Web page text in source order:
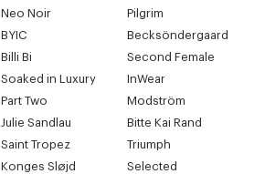
Neo Noir
Pilgrim
BYIC
Becksöndergaard
Billi Bi
Second Female
Soaked in Luxury
InWear
Part Two
Modström
Julie Sandlau
Bitte Kai Rand
Saint Tropez
Triumph
Konges Sløjd
Selected